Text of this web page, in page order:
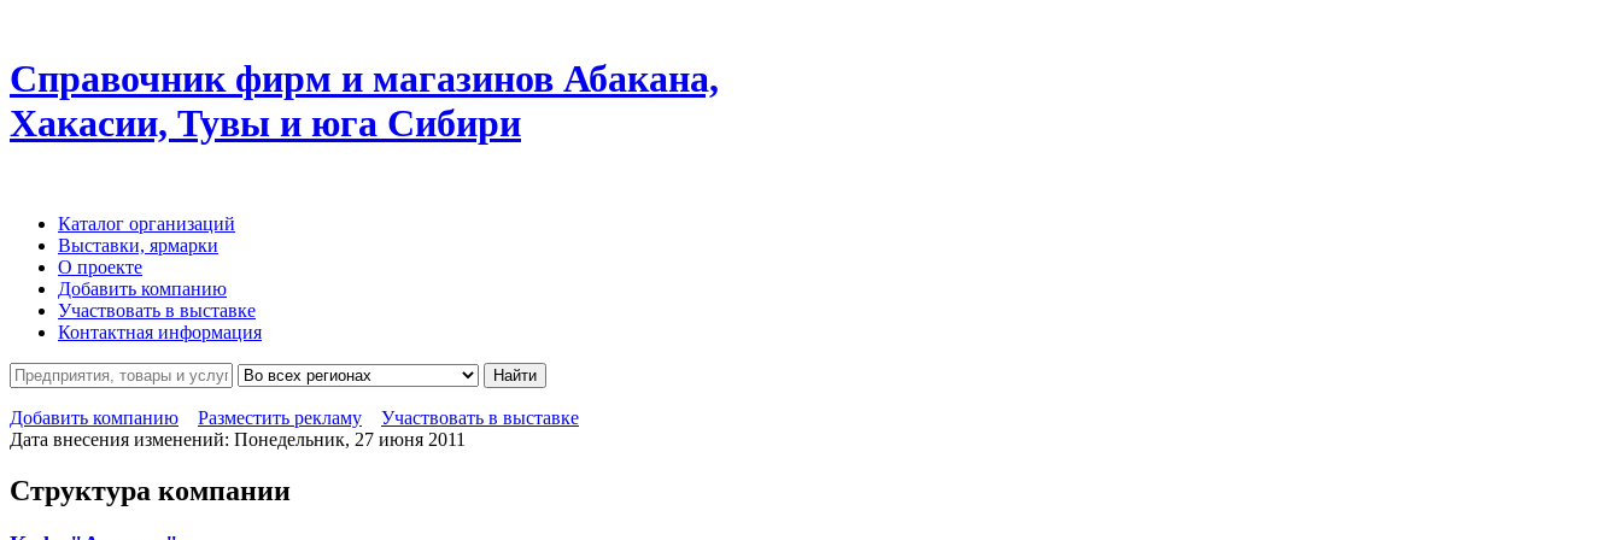
Справочник фирм и магазинов Абакана,
Хакасии, Тувы и юга Сибири
Каталог организаций
Выставки, ярмарки
О проекте
Добавить компанию
Участвовать в выставке
Контактная информация
Найти
Добавить компанию Разместить рекламу
Участвовать в выставке
Дата внесения изменений: Понедельник, 27 июня 2011
Структура компании